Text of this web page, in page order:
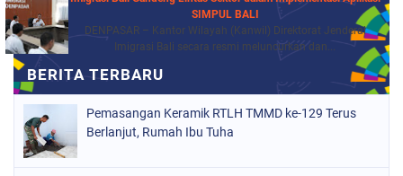
SIMPUL BALI
DENPASAR – Kantor Wilayah (Kanwil) Direktorat Jenderal
Imigrasi Bali secara resmi meluncurkan dan...
Pemasangan Keramik RTLH TMMD ke-129 Terus
Berlanjut, Rumah Ibu Tuha